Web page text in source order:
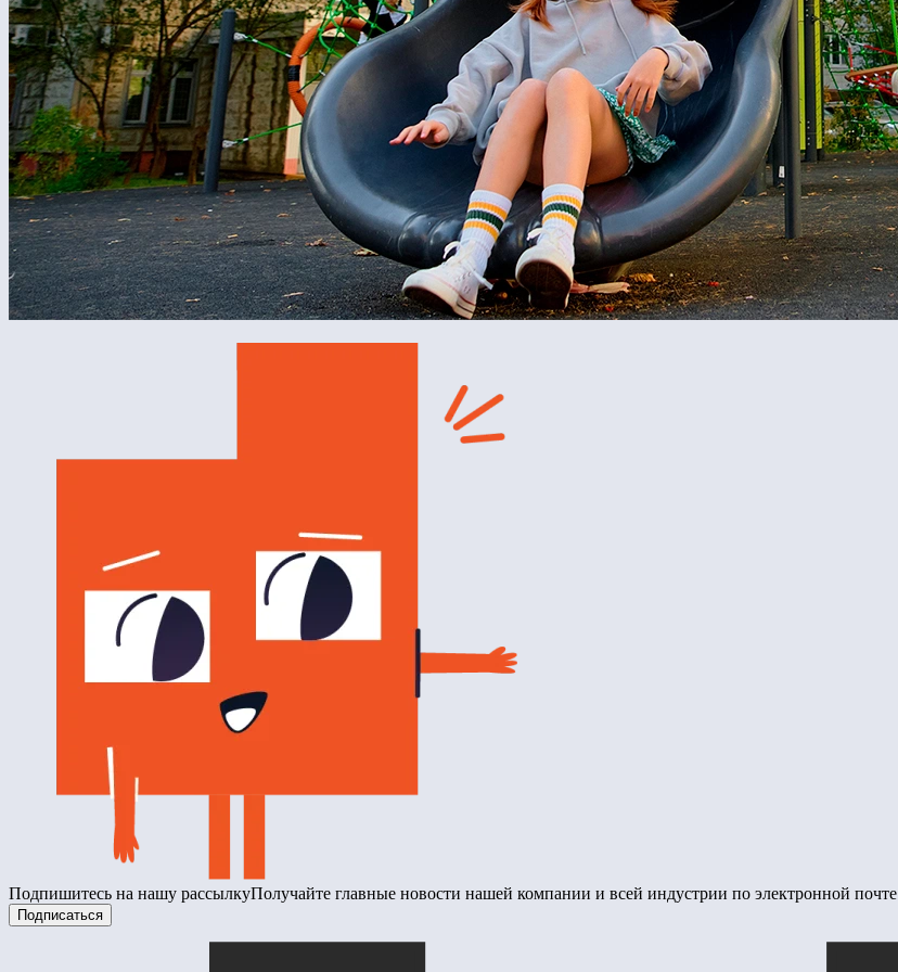
Подпишитесь на нашу рассылкуПолучайте главные новости нашей компании и всей индустрии по электронной почте
Подписаться